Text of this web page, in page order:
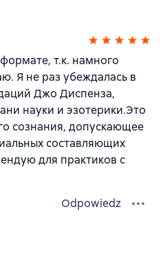
т.к. намного
Я не раз убеждалась в
Джо Диспенза,
науки и эзотерики.Это
сознания, допускающее
составляющих
для практиков с
Odpowiedz